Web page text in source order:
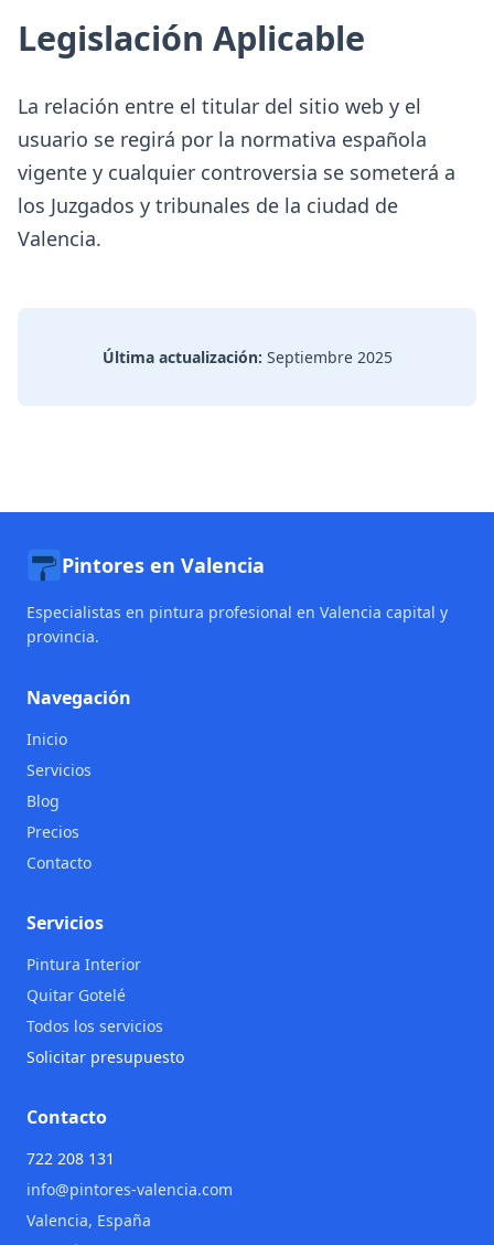
Legislación Aplicable
La relación entre el titular del sitio web y el
usuario se regirá por la normativa española
vigente y cualquier controversia se someterá a
los Juzgados y tribunales de la ciudad de
Valencia.
Última actualización: Septiembre 2025
Pintores en Valencia
Especialistas en pintura profesional en Valencia capital y
provincia.
Navegación
Inicio
Servicios
Blog
Precios
Contacto
Servicios
Pintura Interior
Quitar Gotelé
Todos los servicios
Solicitar presupuesto
Contacto
722 208 131
info@pintores-valencia.com
Valencia, España